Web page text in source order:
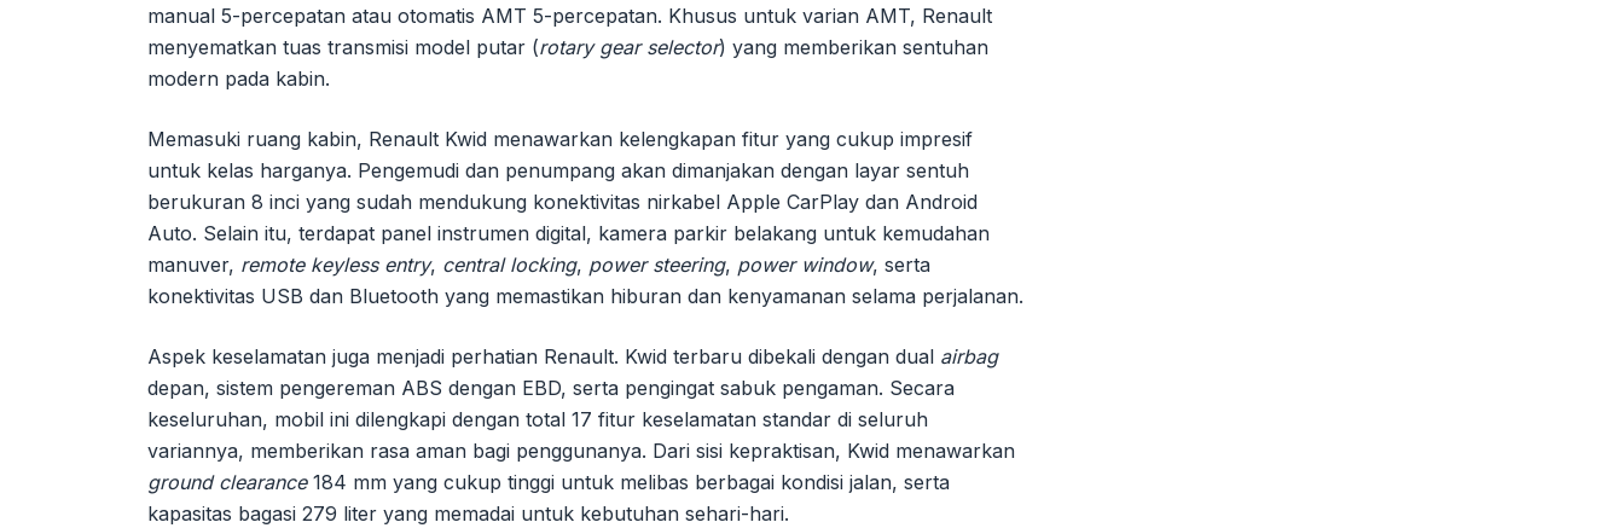
manual 5-percepatan atau otomatis AMT 5-percepatan. Khusus untuk varian AMT, Renault
menyematkan tuas transmisi model putar (rotary gear selector) yang memberikan sentuhan
modern pada kabin.
Memasuki ruang kabin, Renault Kwid menawarkan kelengkapan fitur yang cukup impresif
untuk kelas harganya. Pengemudi dan penumpang akan dimanjakan dengan layar sentuh
berukuran 8 inci yang sudah mendukung konektivitas nirkabel Apple CarPlay dan Android
Auto. Selain itu, terdapat panel instrumen digital, kamera parkir belakang untuk kemudahan
manuver, remote keyless entry, central locking, power steering, power window, serta
konektivitas USB dan Bluetooth yang memastikan hiburan dan kenyamanan selama perjalanan.
Aspek keselamatan juga menjadi perhatian Renault. Kwid terbaru dibekali dengan dual airbag
depan, sistem pengereman ABS dengan EBD, serta pengingat sabuk pengaman. Secara
keseluruhan, mobil ini dilengkapi dengan total 17 fitur keselamatan standar di seluruh
variannya, memberikan rasa aman bagi penggunanya. Dari sisi kepraktisan, Kwid menawarkan
ground clearance184 mm yang cukup tinggi untuk melibas berbagai kondisi jalan, serta
kapasitas bagasi 279 liter yang memadai untuk kebutuhan sehari-hari.